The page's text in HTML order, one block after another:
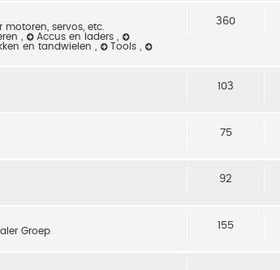
servos, etc.
Accus en laders
en tandwielen Tools
360
103
75
92
Groep 155